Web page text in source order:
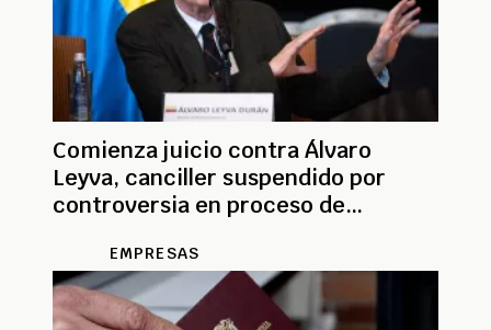
Comienza juicio contra Álvaro
Leyva, canciller suspendido por
controversia en proceso de
EMPRESAS